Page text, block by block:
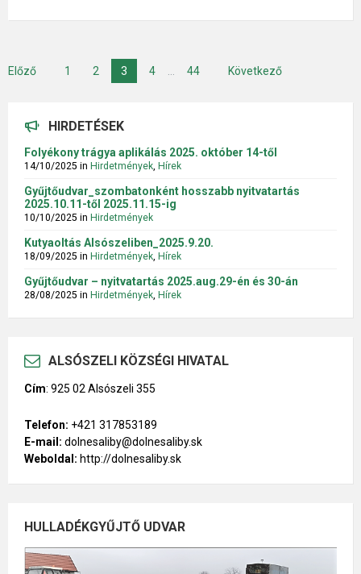
Bejegyzés
Előző 1 2 3 4 44 Következő
HIRDETÉSEK
Folyékony trágya aplikálás 2025. október 14-től
14/10/2025 in Hirdetmények, Hírek
Gyűjtőudvar_szombatonként hosszabb nyitvatartás
2025.10.11-től 2025.11.15-ig
10/10/2025 in Hirdetmények
Kutyaoltás Alsószeliben_2025.9.20.
18/09/2025 in Hirdetmények, Hírek
Gyűjtőudvar – nyitvatartás 2025.aug.29-én és 30-án
28/08/2025 in Hirdetmények, Hírek
ALSÓSZELI KÖZSÉGI HIVATAL
Cím: 925 02 Alsószeli 355
Telefon: +421 317853189
E-mail: dolnesaliby@dolnesaliby.sk
Weboldal: http://dolnesaliby.sk
HULLADÉKGYŰJTŐ UDVAR